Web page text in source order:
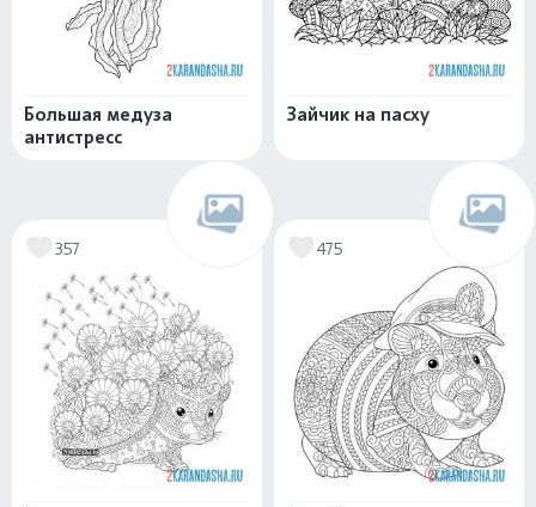
Большая медуза
антистресс
Зайчик на пасху
357 475